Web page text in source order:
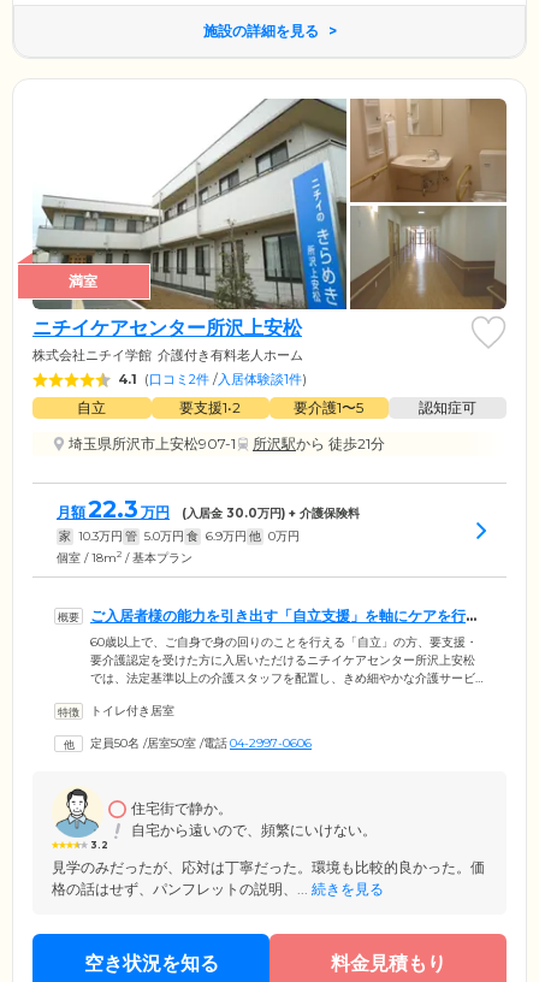
施設の詳細を見る
満室
ニチイケアセンター所沢上安松
株式会社ニチイ学館 介護付き有料老人ホーム
4.1 (口コミ2件 /入居体験談1件)
自立 要支援1•2 要介護1〜5
認知症可
埼玉県所沢市上安松907-1
所沢駅から 徒歩21分
月額22.3 万円 (入居金 30.0万円) + 介護保険料
家 10.3万円 管 5.0万円 食 6.9万円 他 0万円
個室 / 18m2 / 基本プラン
ご入居者様の能力を引き出す「自立支援」を軸にケアを行い
ます
60歳以上で、ご自身で身の回りのことを行える「自立」の方、要支援・
要介護認定を受けた方に入居いただけるニチイケアセンター所沢上安松
では、法定基準以上の介護スタッフを配置し、きめ細やかな介護サービ
浴・排泄をお手伝いする身体介助や、夜間も2時間おきに巡回して様子を
有する能力を最大限に引き出す自立支援を軸として、ご入居者様の立場
トイレ付き居室
定員50名 /居室50室 /電話04-2997-0606
3.2
住宅街で静か。
自宅から遠いので、頻繁にいけない。
見学のみだったが、応対は丁寧だった。環境も比較的良かった。価
格の話はせず、パンフレットの説明、... 続きを見る
空き状況を知る 料金見積もり